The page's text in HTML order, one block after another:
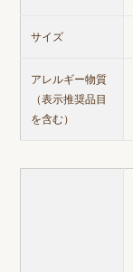
サイズ
アレルギー物質
（表示推奨品目
を含む）